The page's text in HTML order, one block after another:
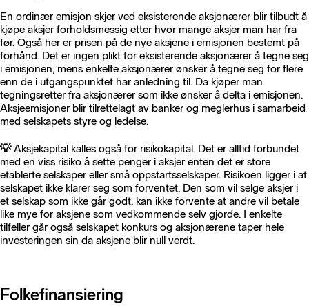
En ordinær emisjon skjer ved eksisterende aksjonærer blir tilbudt å
kjøpe aksjer forholdsmessig etter hvor mange aksjer man har fra
før. Også her er prisen på de nye aksjene i emisjonen bestemt på
forhånd. Det er ingen plikt for eksisterende aksjonærer å tegne seg
i emisjonen, mens enkelte aksjonærer ønsker å tegne seg for flere
enn de i utgangspunktet har anledning til. Da kjøper man
tegningsretter fra aksjonærer som ikke ønsker å delta i emisjonen.
Aksjeemisjoner blir tilrettelagt av banker og meglerhus i samarbeid
med selskapets styre og ledelse.
💡Aksjekapital kalles også for risikokapital. Det er alltid forbundet
med en viss risiko å sette penger i aksjer enten det er store
etablerte selskaper eller små oppstartsselskaper. Risikoen ligger i at
selskapet ikke klarer seg som forventet. Den som vil selge aksjer i
et selskap som ikke går godt, kan ikke forvente at andre vil betale
like mye for aksjene som vedkommende selv gjorde. I enkelte
tilfeller går også selskapet konkurs og aksjonærene taper hele
investeringen sin da aksjene blir null verdt.
Folkefinansiering